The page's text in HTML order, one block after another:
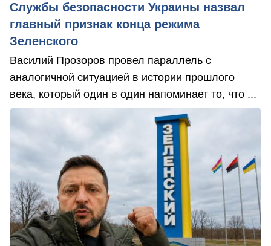
Службы безопасности Украины назвал
главный признак конца режима
Зеленского
Василий Прозоров провел параллель с
аналогичной ситуацией в истории прошлого
века, который один в один напоминает то, что ...